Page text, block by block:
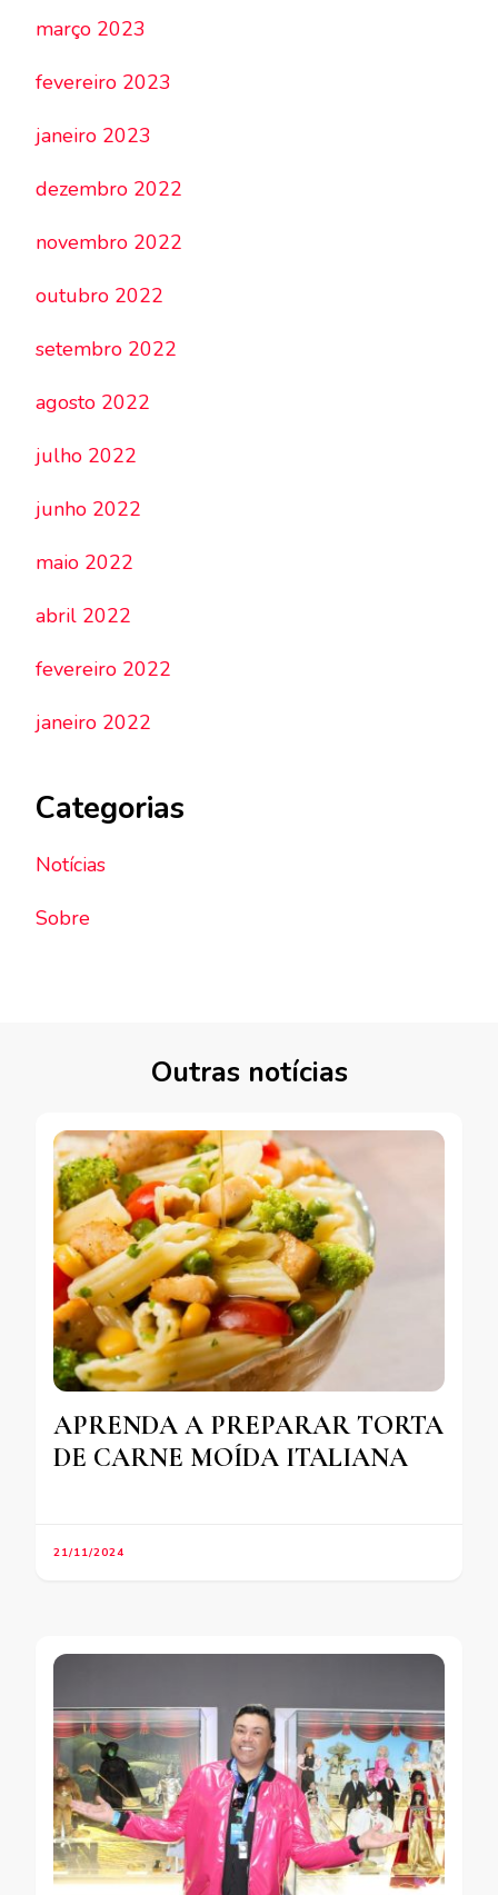
março 2023
fevereiro 2023
janeiro 2023
dezembro 2022
novembro 2022
outubro 2022
setembro 2022
agosto 2022
julho 2022
junho 2022
maio 2022
abril 2022
fevereiro 2022
janeiro 2022
Categorias
Notícias
Sobre
Outras notícias
APRENDA A PREPARAR TORTA
DE CARNE MOÍDA ITALIANA
21/11/2024